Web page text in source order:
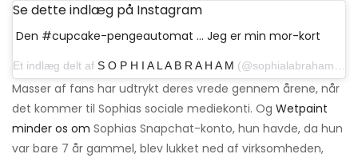
Se dette indlæg på Instagram
Den #cupcake-pengeautomat ... Jeg er min mor-kort
Et indlæg delt af S O P H I A L A B R A H A M (@sophialabraham) den 29. november 2018 kl 10:45 PST
Masser af fans har udtrykt deres vrede gennem årene, når
det kommer til Sophias sociale mediekonti. Og Wetpaint
minder os om Sophias Snapchat-konto, hun havde, da hun
var bare 7 år gammel, blev lukket ned af virksomheden,